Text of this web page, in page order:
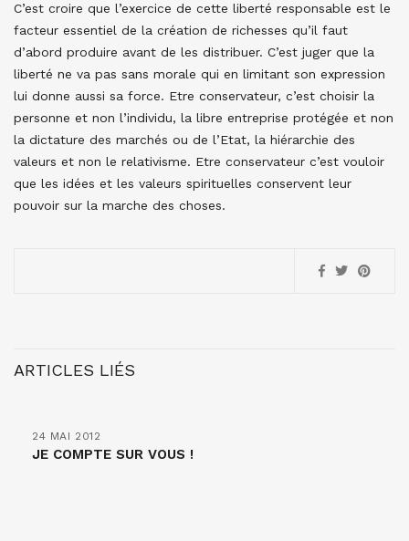
C’est croire que l’exercice de cette liberté responsable est le
facteur essentiel de la création de richesses qu’il faut
d’abord produire avant de les distribuer. C’est juger que la
liberté ne va pas sans morale qui en limitant son expression
lui donne aussi sa force. Etre conservateur, c’est choisir la
personne et non l’individu, la libre entreprise protégée et non
la dictature des marchés ou de l’Etat, la hiérarchie des
valeurs et non le relativisme. Etre conservateur c’est vouloir
que les idées et les valeurs spirituelles conservent leur
pouvoir sur la marche des choses.
ARTICLES LIÉS
24 MAI 2012
JE COMPTE SUR VOUS !